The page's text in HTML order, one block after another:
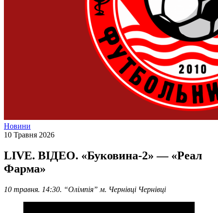
Новини
10 Травня 2026
LIVE. ВІДЕО. «Буковина-2» — «Реал
Фарма»
10 травня. 14:30. “Олімпія” м. Чернівці Чернівці